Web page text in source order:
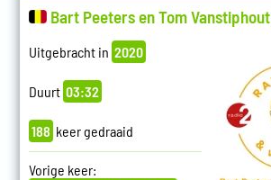
Bart Peeters en Tom Vanstiphout
Uitgebracht in 2020
Duurt 03:32
188 keer gedraaid
Vorige keer: